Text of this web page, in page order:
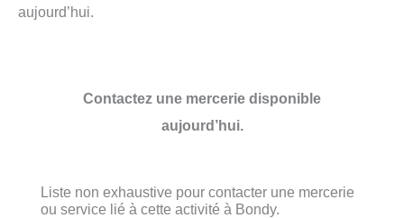
aujourd’hui.
Contactez une mercerie disponible
aujourd’hui.
Liste non exhaustive pour contacter une mercerie
ou service lié à cette activité à Bondy.